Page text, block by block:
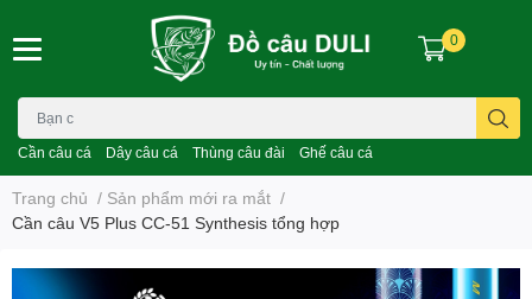
Cần câu cá Dây câu cá Thùng câu đài Ghế câu cá
0
Trang chủ / Sản phẩm mới ra mắt /
Cần câu V5 Plus CC-51 Synthesis tổng hợp